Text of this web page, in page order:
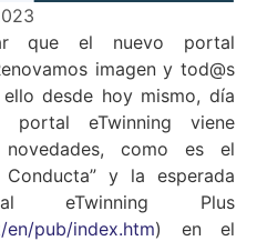
que el nuevo portal
imagen y tod@s
desde hoy mismo, día
eTwinning viene
como es el
y la esperada
eTwinning Plus
pub/index.htm) en el